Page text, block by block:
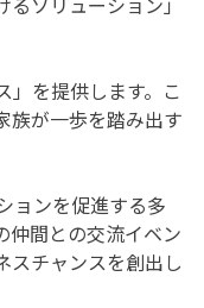
」を提供します。こ
族が一歩を踏み出す
ョンを促進する多
仲間との交流イベン
スチャンスを創出し